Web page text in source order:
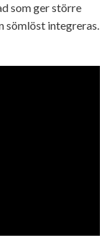
som ger större
sömlöst integreras.